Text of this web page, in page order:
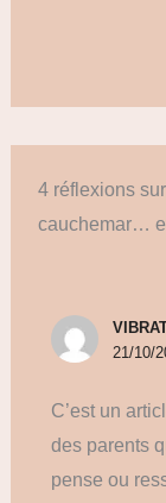
4 réflexions
cauchemar…
21/10/
C’est un
des parents
pense ou